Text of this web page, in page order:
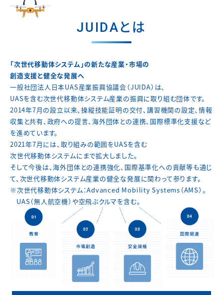
JUIDAとは
「次世代移動体システム」の新たな産業・市場の
創造支援と健全な発展へ
一般社団法人日本UAS産業振興協議会（JUIDA）は、
UASを含む次世代移動体システム産業の振興に取り組む団体です。
2014年7月の設立以来、操縦技能証明の交付、講習機関の設定、情報
収集と共有、政府への提言、海外団体との連携、 国際標準化支援など
を進めています。
2021年7月には、取り組みの範囲をUASを含む
次世代移動体システムにまで拡大しました。
そして今後は、海外団体との連携強化、国際基準化への貢献等も通じ
て、 次世代移動体システム産業の健全な発展に関わって参ります。
※次世代移動体システム：Advanced Mobility Systems（AMS）。
UAS（無人航空機）や空飛ぶクルマを含む。